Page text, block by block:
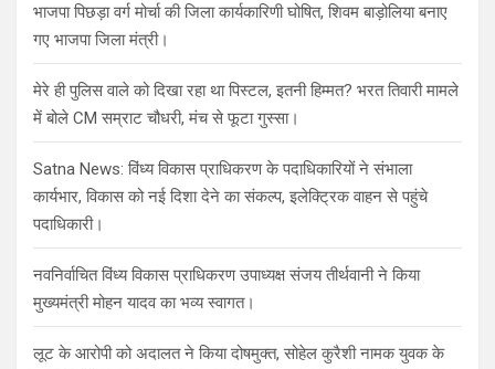
भाजपा पिछड़ा वर्ग मोर्चा की जिला कार्यकारिणी घोषित, शिवम बाड़ोलिया बनाए
गए भाजपा जिला मंत्री।
मेरे ही पुलिस वाले को दिखा रहा था पिस्टल, इतनी हिम्मत? भरत तिवारी मामले
में बोले CM सम्राट चौधरी, मंच से फूटा गुस्सा।
Satna News: विंध्य विकास प्राधिकरण के पदाधिकारियों ने संभाला
कार्यभार, विकास को नई दिशा देने का संकल्प, इलेक्ट्रिक वाहन से पहुंचे
पदाधिकारी।
नवनिर्वाचित विंध्य विकास प्राधिकरण उपाध्यक्ष संजय तीर्थवानी ने किया
मुख्यमंत्री मोहन यादव का भव्य स्वागत।
लूट के आरोपी को अदालत ने किया दोषमुक्त, सोहेल कुरैशी नामक युवक के